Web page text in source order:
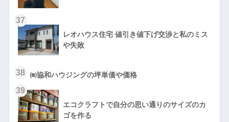
37
レオハウス住宅 値引き値下げ交渉と私のミス
や失敗
38 ㈱協和ハウジングの坪単価や価格
39
エコクラフトで自分の思い通りのサイズのカ
ゴを作る